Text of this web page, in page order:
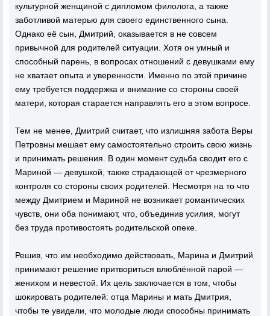
культурной женщиной с дипломом филолога, а также
заботливой матерью для своего единственного сына.
Однако её сын, Дмитрий, оказывается в не совсем
привычной для родителей ситуации. Хотя он умный и
способный парень, в вопросах отношений с девушками ему
не хватает опыта и уверенности. Именно по этой причине
ему требуется поддержка и внимание со стороны своей
матери, которая старается направлять его в этом вопросе.
Тем не менее, Дмитрий считает, что излишняя забота Веры
Петровны мешает ему самостоятельно строить свою жизнь
и принимать решения. В один момент судьба сводит его с
Мариной — девушкой, также страдающей от чрезмерного
контроля со стороны своих родителей. Несмотря на то что
между Дмитрием и Мариной не возникает романтических
чувств, они оба понимают, что, объединив усилия, могут
без труда противостоять родительской опеке.
Решив, что им необходимо действовать, Марина и Дмитрий
принимают решение притвориться влюблённой парой —
женихом и невестой. Их цель заключается в том, чтобы
шокировать родителей: отца Марины и мать Дмитрия,
чтобы те увидели, что молодые люди способны принимать